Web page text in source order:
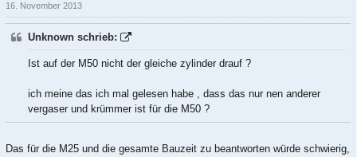
16. November 2013
Unknown schrieb:
Ist auf der M50 nicht der gleiche zylinder drauf ?
ich meine das ich mal gelesen habe , dass das nur nen anderer
vergaser und krümmer ist für die M50 ?
Das für die M25 und die gesamte Bauzeit zu beantworten würde schwierig,